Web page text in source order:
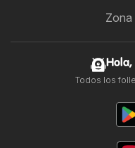
Zona
Hola,
Todos los